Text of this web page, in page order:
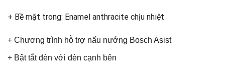
+ Bề mặt trong: Enamel anthracite chịu nhiệt
+ Chương trình hỗ trợ nấu nướng Bosch Asist
+ Bật tắt đèn với đèn cạnh bên